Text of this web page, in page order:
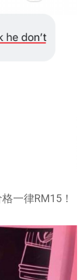
一律RM15！